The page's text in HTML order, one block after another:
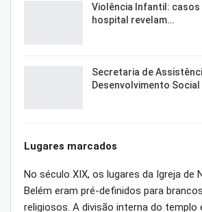
Violência Infantil:
hospital revelam…
Secretaria de
Desenvolvimento
Lugares marcados
No século XIX, os lugares da Igreja de
Belém eram pré-definidos para
religiosos. A divisão interna do templo